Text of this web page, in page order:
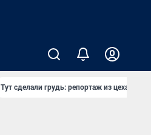
Тут сделали грудь: репортаж из цеха